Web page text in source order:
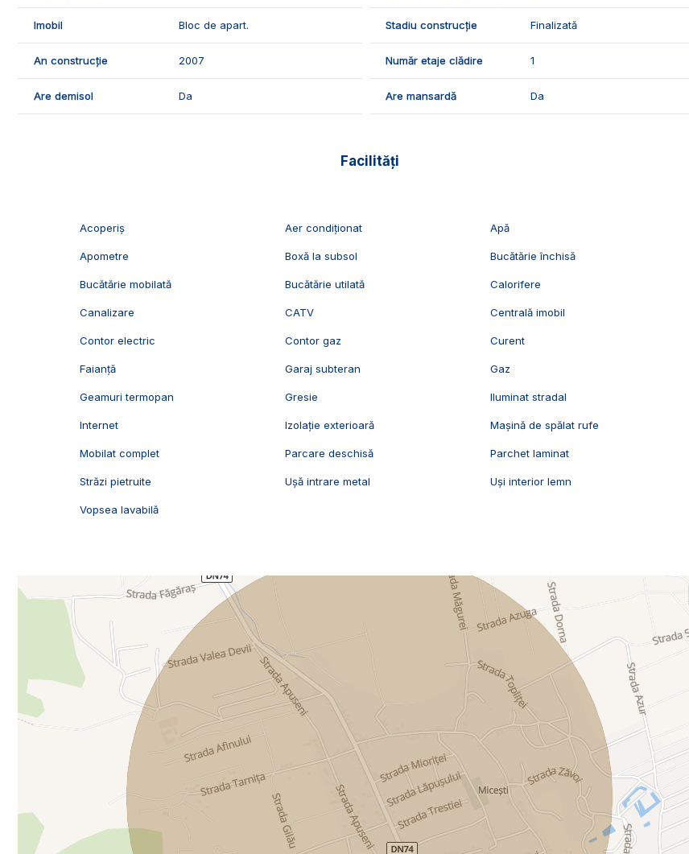
🛠️Apartamentul se vinde mobilat si utilat, dispune urmatoarele finisaje:
- parchet laminat;
- gresie si faianta;
- mobilier;
- usi interioare lemn.
📞Pentru mai multe detalii sau pentru programarea unei vizionari, va stam cu drag la dispozitie, Echipa Exclusiv
Imobil Bloc de apart. Stadiu construcție Finalizată
An construcție 2007 Număr etaje clădire 1
Are demisol Da Are mansardă Da
Facilități
Acoperiș Aer condiționat Apă
Apometre Boxă la subsol Bucătărie închisă
Bucătărie mobilată Bucătărie utilată Calorifere
Canalizare CATV Centrală imobil
Contor electric Contor gaz Curent
Faianță Garaj subteran Gaz
Geamuri termopan Gresie Iluminat stradal
Internet Izolație exterioară Mașină de spălat rufe
Mobilat complet Parcare deschisă Parchet laminat
Străzi pietruite Ușă intrare metal Uși interior lemn
Vopsea lavabilă